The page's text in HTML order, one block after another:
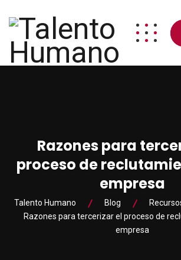
Razones para
proceso de
empresa
Talento Humano Blog
Razones para tercerizar el proceso de
empresa